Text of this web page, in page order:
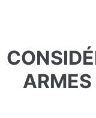
ARMES